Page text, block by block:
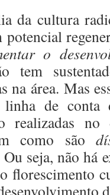
da cultura
potencial
o
tem
na área. Mas
de conta
realizadas
como são
seja, não há
florescimento